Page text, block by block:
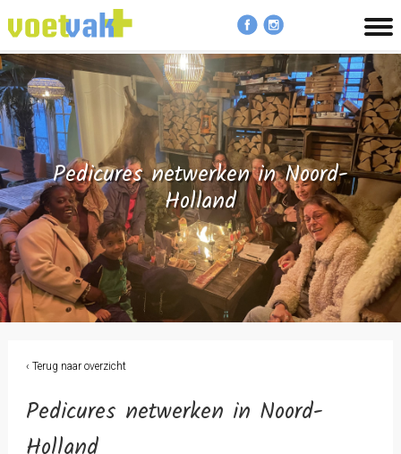
Pedicures netwerken in Noord-
Holland
‹ Terug naar overzicht
Pedicures netwerken in Noord-